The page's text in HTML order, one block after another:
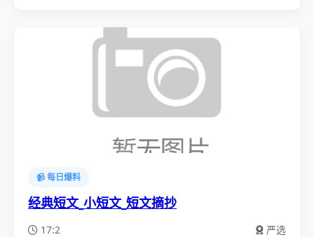
📹 每日爆料
经典短文_小短文_短文摘抄
17:2
严选